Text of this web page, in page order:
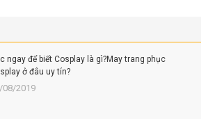
ngay để biết Cosplay là gì?May trang phục
ở đâu uy tín?
08/2019